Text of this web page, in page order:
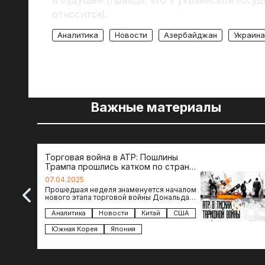
относится).
Аналитика Новости Азербайджан Украина
Важные материалы
Торговая война в АТР: Пошлины
Трампа прошлись катком по странам
региона
07.04.2025
Прошедшая неделя знаменуется началом
нового этапа торговой войны Дональда
импорта из более 100 стран…
Аналитика Новости Китай
США
Южная Корея
Япония